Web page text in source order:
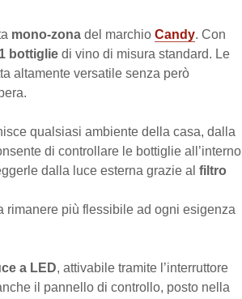
mono-zona del marchio Candy. Con
bottiglie di vino di misura standard. Le
altamente versatile senza però
qualsiasi ambiente della casa, dalla
di controllare le bottiglie all’interno
dalla luce esterna grazie al filtro
rimanere più flessibile ad ogni esigenza
a LED, attivabile tramite l’interruttore
il pannello di controllo, posto nella